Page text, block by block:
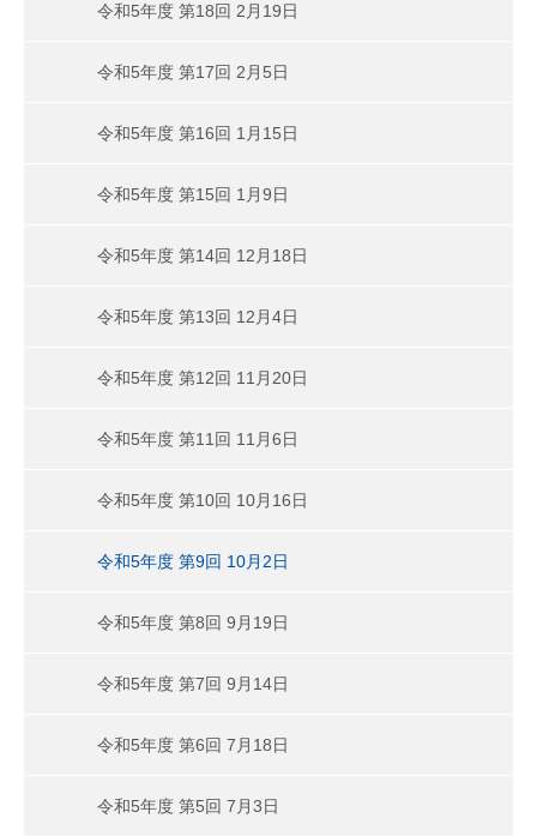
令和5年度 第18回 2月19日
令和5年度 第17回 2月5日
令和5年度 第16回 1月15日
令和5年度 第15回 1月9日
令和5年度 第14回 12月18日
令和5年度 第13回 12月4日
令和5年度 第12回 11月20日
令和5年度 第11回 11月6日
令和5年度 第10回 10月16日
令和5年度 第9回 10月2日
令和5年度 第8回 9月19日
令和5年度 第7回 9月14日
令和5年度 第6回 7月18日
令和5年度 第5回 7月3日